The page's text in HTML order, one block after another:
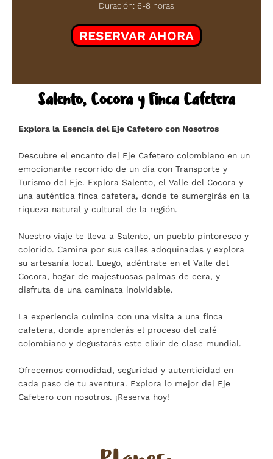
Duración: 6-8 horas
RESERVAR AHORA
Salento, Cocora y Finca Cafetera
Explora la Esencia del Eje Cafetero con Nosotros
Descubre el encanto del Eje Cafetero colombiano en un
emocionante recorrido de un día con Transporte y
Turismo del Eje. Explora Salento, el Valle del Cocora y
una auténtica finca cafetera, donde te sumergirás en la
riqueza natural y cultural de la región.
Nuestro viaje te lleva a Salento, un pueblo pintoresco y
colorido. Camina por sus calles adoquinadas y explora
su artesanía local. Luego, adéntrate en el Valle del
Cocora, hogar de majestuosas palmas de cera, y
disfruta de una caminata inolvidable.
La experiencia culmina con una visita a una finca
cafetera, donde aprenderás el proceso del café
colombiano y degustarás este elixir de clase mundial.
Ofrecemos comodidad, seguridad y autenticidad en
cada paso de tu aventura. Explora lo mejor del Eje
Cafetero con nosotros. ¡Reserva hoy!